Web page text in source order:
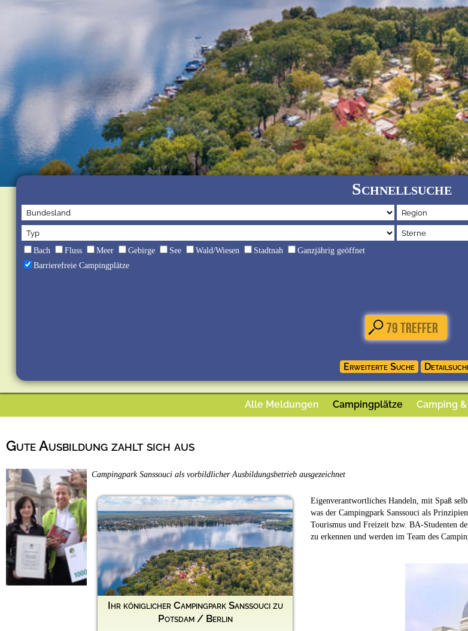
Schnellsuche
Bach Fluss Meer Gebirge See Wald/Wiesen Stadtnah
Ganzjährig geöffnet
Barrierefreie Campingplätze
Alle Meldungen Campingplätze Camping
Gute Ausbildung zahlt sich aus
Campingpark Sanssouci als vorbildlicher Ausbildungsbetrieb ausgezeichnet
Ihr königlicher Campingpark Sanssouci zu
Potsdam / Berlin
Eigenverantwortliches Handeln, mit Spaß
was der Campingpark Sanssouci als
Tourismus und Freizeit bzw. BA-Studenten
zu erkennen und werden im Team des